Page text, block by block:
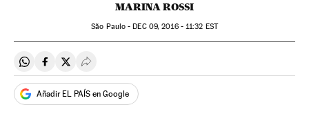
MARINA ROSSI
São Paulo -DEC09, 2016 - 11:32 EST
Compartir en Whatsapp
Compartir en Facebook
Compartir en Twitter
Desplegar Redes Sociales
Añadir EL PAÍS en Google